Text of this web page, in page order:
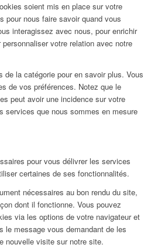
soient mis en place sur votre
pour nous faire savoir quand vous
interagissez avec nous, pour enrichir
votre relation avec notre
de la catégorie pour en savoir plus. Vous
de vos préférences. Notez que le
peut avoir une incidence sur votre
services que nous sommes en mesure
pour vous délivrer les services
certaines de ses fonctionnalités.
nécessaires au bon rendu du site,
dont il fonctionne. Vous pouvez
via les options de votre navigateur et
le message vous demandant de les
nouvelle visite sur notre site.